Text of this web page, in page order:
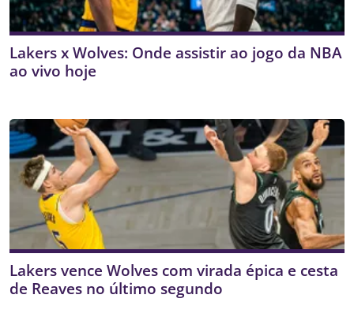
Lakers x Wolves: Onde assistir ao jogo da NBA
ao vivo hoje
Lakers vence Wolves com virada épica e cesta
de Reaves no último segundo